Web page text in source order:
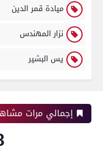
ميادة قمر الدين
نزار المهندس
يس البشير
إجمالي مرات